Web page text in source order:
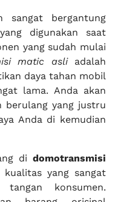
sangat bergantung
digunakan saat
yang sudah mulai
matic asliadalah
daya tahan mobil
lama. Anda akan
berulang yang justru
Anda di kemudian
di domotransmisi
yang sangat
konsumen.